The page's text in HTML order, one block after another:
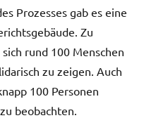
Prozesses gab es eine
Zu
rund 100 Menschen
zu zeigen. Auch
100 Personen
beobachten.